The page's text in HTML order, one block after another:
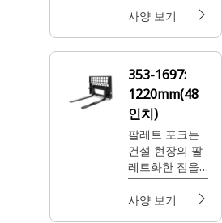
면 위의 가벼운
모으는 역할을
사양 보기
353-1697:
1220mm(48
인치)
팔레트 포크는
건설 현장의 팔
레트화한 짐을
옮기고, 조경 및
묘묙장 현장에
사양 보기